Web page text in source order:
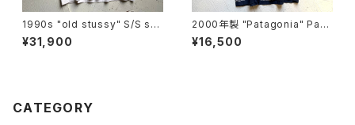
1990s "old stussy" S/S shi
rt
¥31,900
2000年製 "Patagonia" Pata
loha shirt
¥16,500
CATEGORY